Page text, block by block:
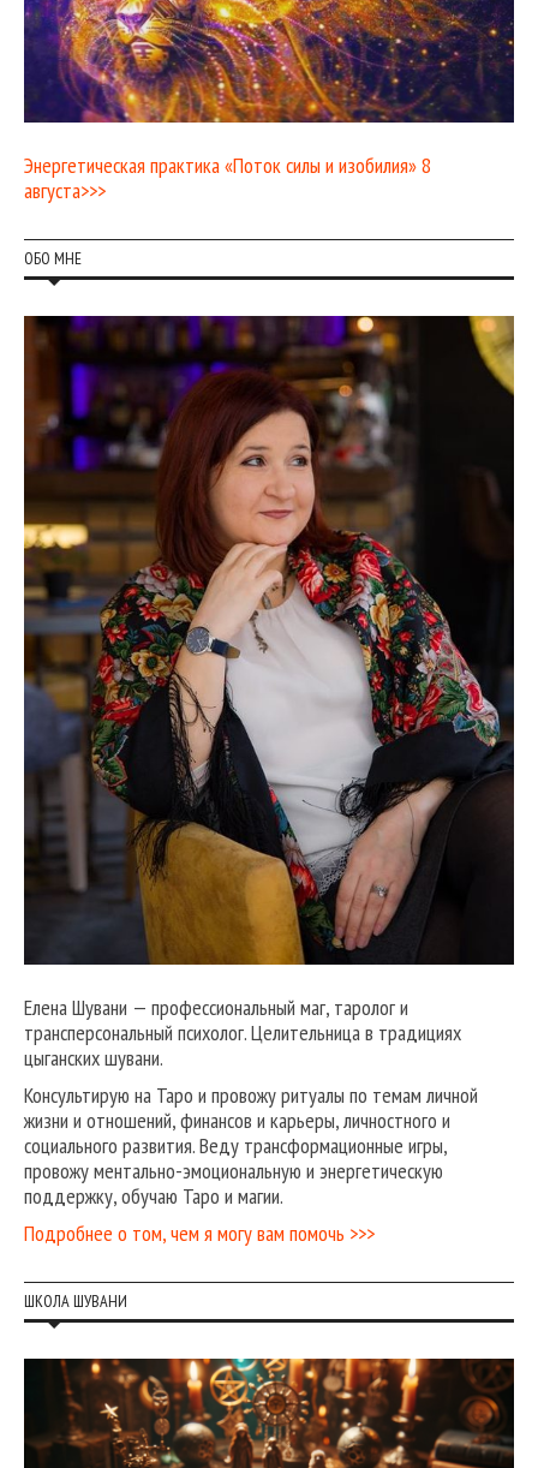
Энергетическая практика «Поток силы и изобилия» 8
августа>>>
ОБО МНЕ
Елена Шувани — профессиональный маг, таролог и
трансперсональный психолог. Целительница в традициях
цыганских шувани.
Консультирую на Таро и провожу ритуалы по темам личной
жизни и отношений, финансов и карьеры, личностного и
социального развития. Веду трансформационные игры,
провожу ментально-эмоциональную и энергетическую
поддержку, обучаю Таро и магии.
Подробнее о том, чем я могу вам помочь >>>
ШКОЛА ШУВАНИ